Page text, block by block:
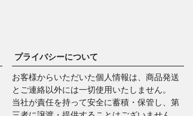
プライバシーについて
お客様からいただいた個人情報は、商品発送
とご連絡以外には一切使用いたしません。
当社が責任を持って安全に蓄積・保管し、第